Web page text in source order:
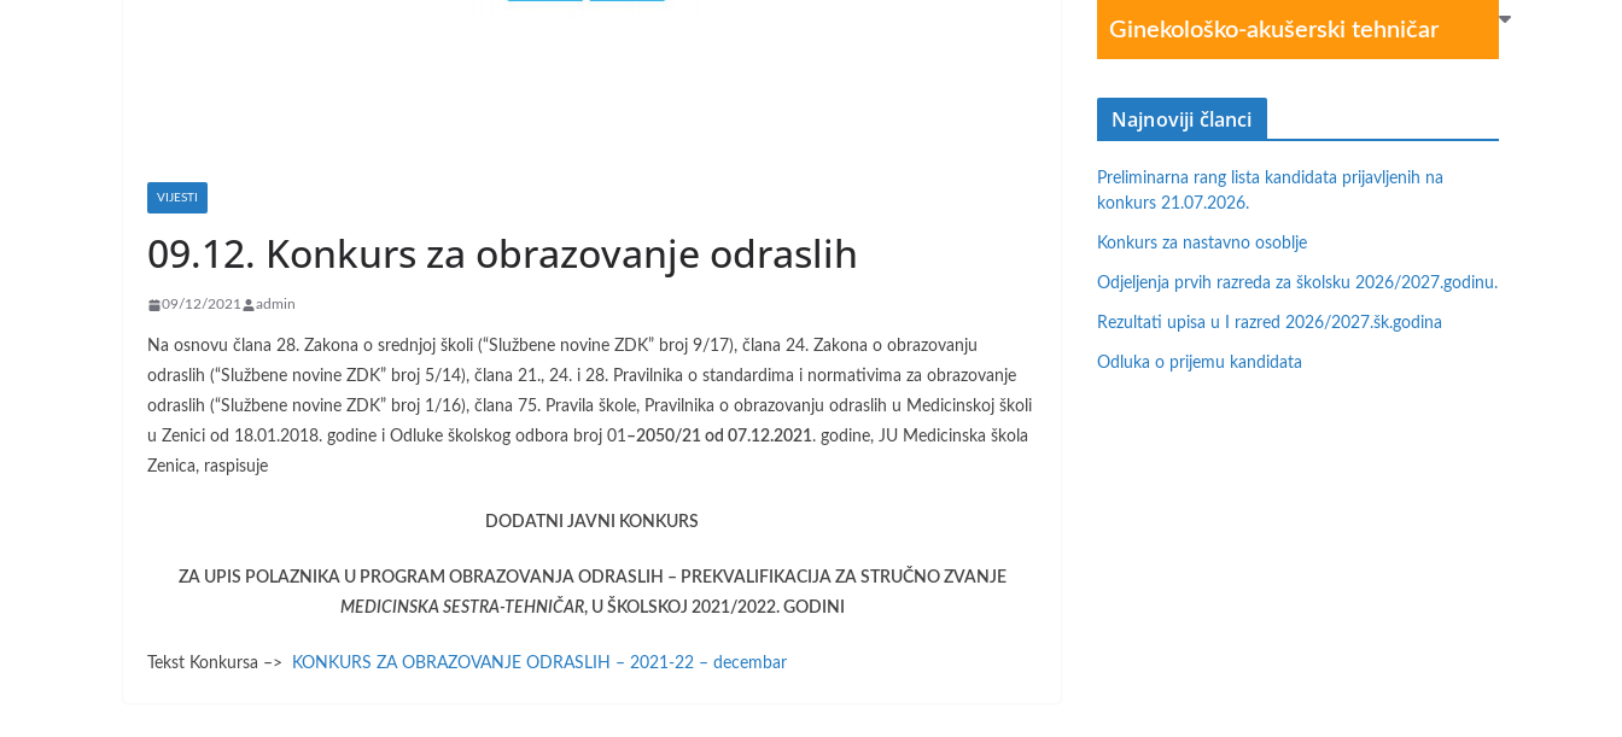
VIJESTI
09.12. Konkurs za obrazovanje odraslih
09/12/2021 admin
Na osnovu člana 28. Zakona o srednjoj školi (“Službene novine ZDK” broj 9/17), člana 24. Zakona o obrazovanju
odraslih (“Službene novine ZDK” broj 5/14), člana 21., 24. i 28. Pravilnika o standardima i normativima za obrazovanje
odraslih (“Službene novine ZDK” broj 1/16), člana 75. Pravila škole, Pravilnika o obrazovanju odraslih u Medicinskoj školi
u Zenici od 18.01.2018. godine i Odluke školskog odbora broj 01–2050/21 od 07.12.2021. godine, JU Medicinska škola
Zenica, raspisuje
DODATNI JAVNI KONKURS
ZA UPIS POLAZNIKA U PROGRAM OBRAZOVANJA ODRASLIH – PREKVALIFIKACIJA ZA STRUČNO ZVANJE
MEDICINSKA SESTRA-TEHNIČAR, U ŠKOLSKOJ 2021/2022. GODINI
Tekst Konkursa –> KONKURS ZA OBRAZOVANJE ODRASLIH – 2021-22 – decembar
Ginekološko-akušerski tehničar
Najnoviji članci
Preliminarna rang lista kandidata prijavljenih na
konkurs 21.07.2026.
Konkurs za nastavno osoblje
Odjeljenja prvih razreda za školsku 2026/2027.godinu.
Rezultati upisa u I razred 2026/2027.šk.godina
Odluka o prijemu kandidata